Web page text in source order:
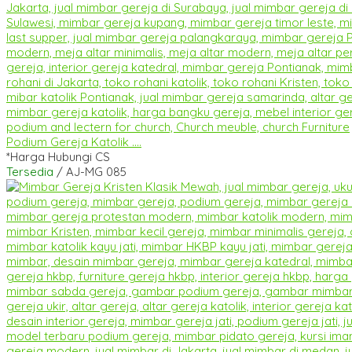
Podium Gereja Katolik ....
*Harga Hubungi CS
Tersedia / AJ-MG 085